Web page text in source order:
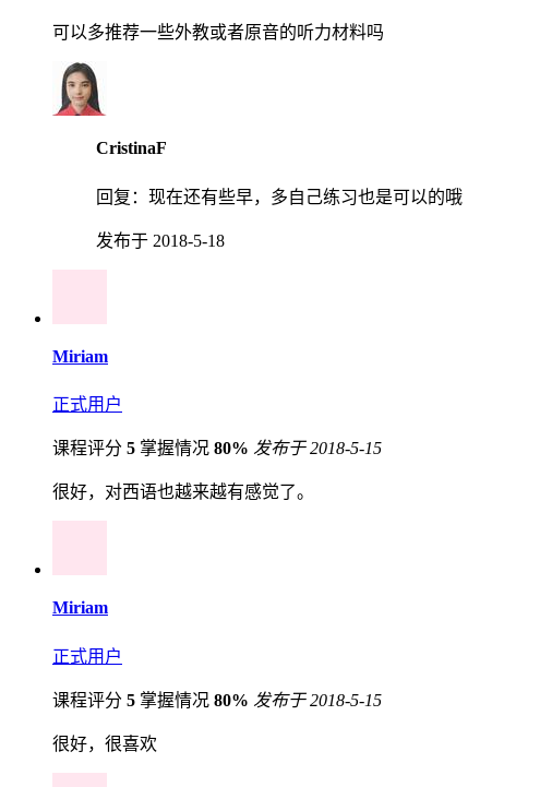
可以多推荐一些外教或者原音的听力材料吗
CristinaF
回复： 现在还有些早，多自己练习也是可以的哦
发布于 2018-5-18
Miriam
正式用户
课程评分 5 掌握情况 80% 发布于 2018-5-15
很好，对西语也越来越有感觉了。
Miriam
正式用户
课程评分 5 掌握情况 80% 发布于 2018-5-15
很好，很喜欢